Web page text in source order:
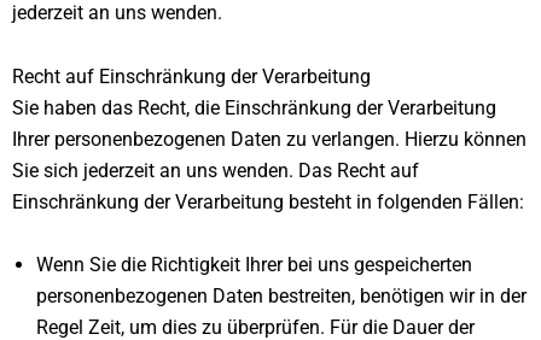
jederzeit an uns wenden.
Recht auf Einschränkung der Verarbeitung
Sie haben das Recht, die Einschränkung der Verarbeitung
Ihrer personenbezogenen Daten zu verlangen. Hierzu können
Sie sich jederzeit an uns wenden. Das Recht auf
Einschränkung der Verarbeitung besteht in folgenden Fällen:
Wenn Sie die Richtigkeit Ihrer bei uns gespeicherten
personenbezogenen Daten bestreiten, benötigen wir in der
Regel Zeit, um dies zu überprüfen. Für die Dauer der